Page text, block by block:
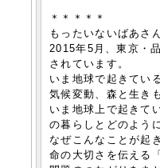
＊＊＊＊＊
もったいないばあさ
2015年5月、東京・
されています。
いま地球で起きてい
気候変動、森と生き
いま地球上で起きて
の暮らしとどのよう
なぜこんなことが起
命の大切さを伝える